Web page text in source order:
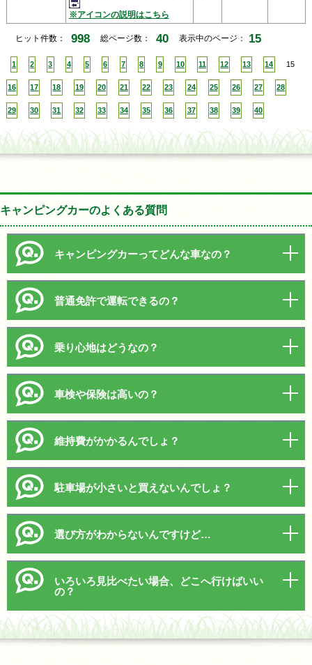
※アイコンの説明はこちら
ヒット件数： 998 総ページ数： 40 表示中のページ： 15
1 2 3 4 5 6 7 8 9 10 11 12 13 14 15
16 17 18 19 20 21 22 23 24 25 26 27 28
29 30 31 32 33 34 35 36 37 38 39 40
キャンピングカーのよくある質問
キャンピングカーってどんな車なの？
普通免許で運転できるの？
乗り心地はどうなの？
車検や保険は高いの？
維持費がかかるんでしょ？
駐車場が小さいと買えないんでしょ？
選び方がわからないんですけど…
いろいろ見比べたい場合、どこへ行けばいい
の？